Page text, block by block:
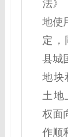
法》
地使
定，
县城
地块
土地
权面
作顺